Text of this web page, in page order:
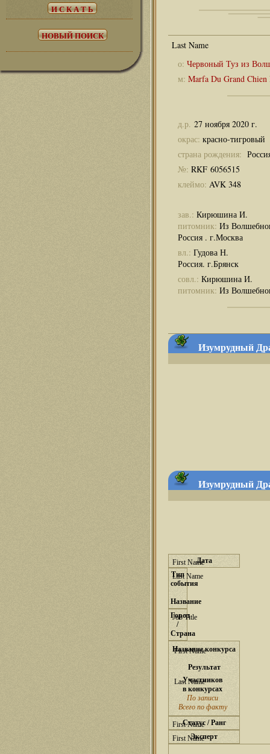
о: Червоный Туз из
м: Marfa Du Grand Chien
д.р. 27 ноября 2020 г.
окрас: красно-тигровый
страна рождения:
№: RKF 6056515
клеймо: AVK 348
зав.: Кирюшина И.
питомник: Из
Россия . г.Москва
вл.: Гудова Н.
Россия. г.Брянск
совл.: Кирюшина И.
питомник: Из
Изумрудный
Изумрудный
Дата
Тип
события
Название
Город
/
Страна
Название конкурса
Результат
Участников
в конкурсах
По записи
Всего по факту
Статус / Ранг
Эксперт